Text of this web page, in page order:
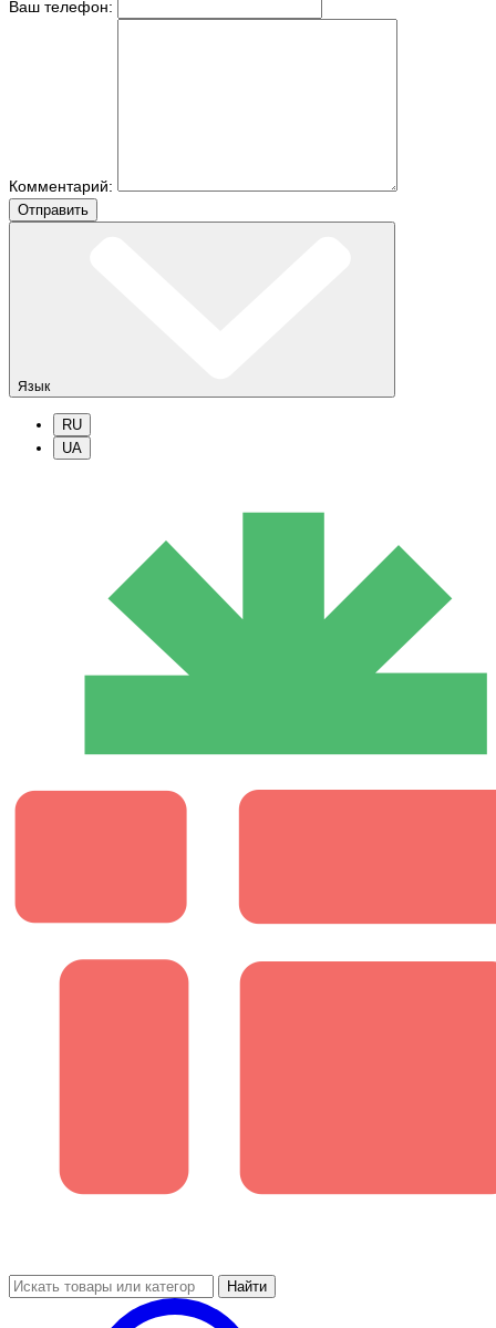
Ваш телефон:
Комментарий:
Отправить
Язык
RU
UA
Найти